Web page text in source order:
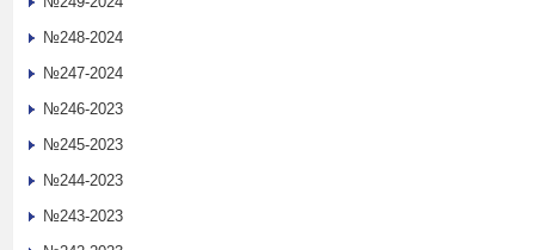
№248-2024
№247-2024
№246-2023
№245-2023
№244-2023
№243-2023